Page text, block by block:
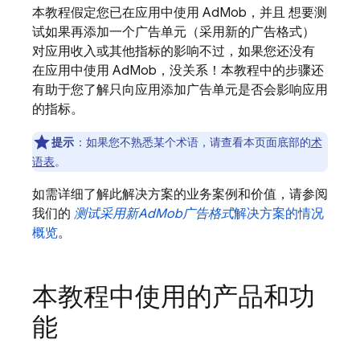
本教程假定您已在应用中使用 AdMob ，并且 想要测
试如果再添加一个广告单元（采用新的广告格式）
对应用收入或其他指标的影响不过，如果您还没有
在应用中使用 AdMob ，没关系！本教程中的步骤还
有助于您了解只向应用添加广告单元是否会影响应用
的指标。
提示 ：如果您不熟悉某个术语，请查看本页面底部的术
语表。
如需详细了解此解决方案的业务案例和价值，请参阅
我们的 测试采用新AdMob广告格式解决方案的情况
概览。
本教程中使用的产品和功
能